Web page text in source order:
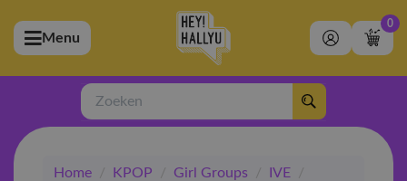
(Artiesten)
(Merchandise)
(Exclusive)
Menu
0
Zoeken
Home / KPOP / Girl Groups / IVE
/